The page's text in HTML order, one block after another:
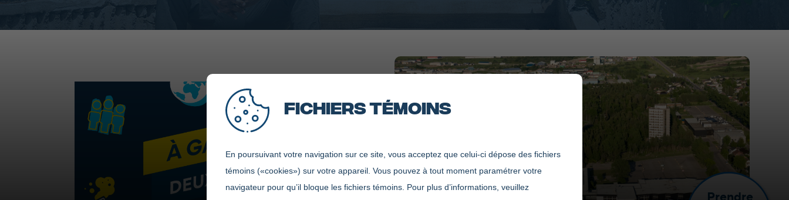
Fichiers témoins
En poursuivant votre navigation sur ce site, vous acceptez que celui-ci dépose des fichiers
témoins («cookies») sur votre appareil. Vous pouvez à tout moment paramétrer votre
navigateur pour qu’il bloque les fichiers témoins. Pour plus d’informations, veuillez
Prendre